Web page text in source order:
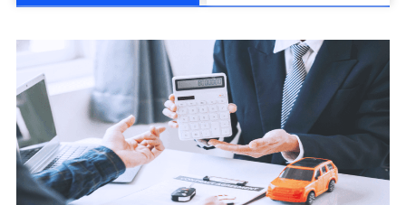
■少額短期保険
株式会社アシロ少額短期保険 (https://kailash.co.jp/)
SBIいきいき少額短期保険会社 (https://www.i-
sedai.com/)
SBIペット少額短期保険株式会社 (https://www.sbipet-
ssi.co.jp/)
SBIリスタ少額短期保険会社